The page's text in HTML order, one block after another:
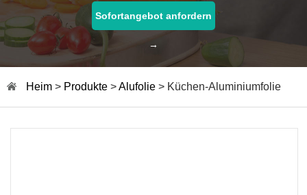
Sofortangebot anfordern
→
Heim > Produkte >Alufolie > Küchen-Aluminiumfolie